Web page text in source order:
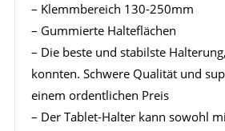
– Klemmbereich 130-250mm
– Gummierte Halteflächen
– Die beste und stabilste
konnten. Schwere Qualität und
einem ordentlichen Preis
– Der Tablet-Halter kann sowohl